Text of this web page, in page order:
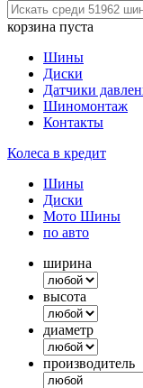
корзина пуста
Шины
Диски
Датчики
Шиномонтаж
Контакты
Колеса в кредит
Шины
Диски
Мото Шины
по авто
ширина
высота
диаметр
производитель